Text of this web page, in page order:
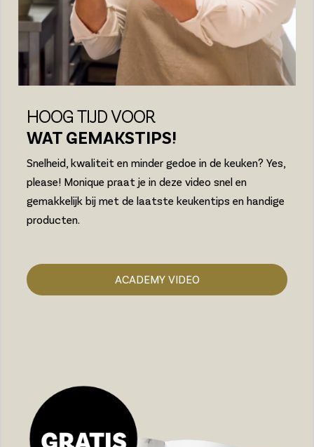
HOOG TIJD VOOR
WAT GEMAKSTIPS!
Snelheid, kwaliteit en minder gedoe in de keuken? Yes,
please! Monique praat je in deze video snel en
gemakkelijk bij met de laatste keukentips en handige
producten.
ACADEMY VIDEO